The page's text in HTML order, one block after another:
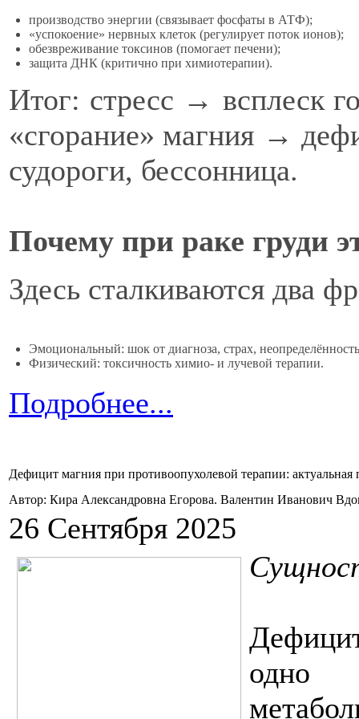
производство энергии (связывает фосфаты в АТФ);
«успокоение» нервных клеток (регулирует поток ионов);
обезвреживание токсинов (помогает печени);
защита ДНК (критично при химиотерапии).
Итог: стресс → всплеск
«сгорание» магния →
судороги, бессонница.
Почему при раке груди
Здесь сталкиваются два
Эмоциональный: шок от диагноза, страх,
Физический: токсичность химио- и лучевой терапии.
Подробнее...
Дефицит магния при противоопухолевой терапии:
Автор: Кира Александровна Егорова. Валентин Иванович
26 Сентября 2025
одно